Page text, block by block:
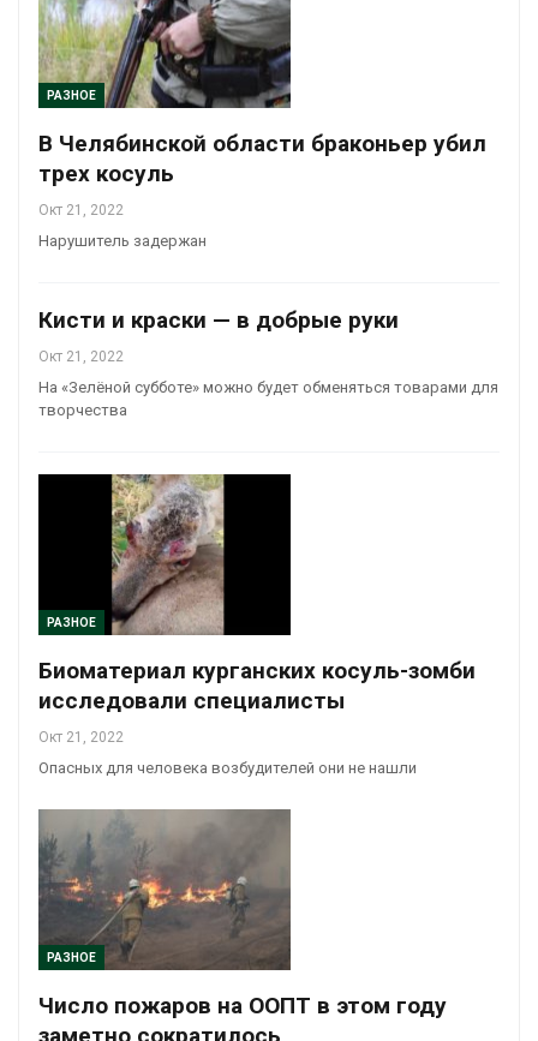
РАЗНОЕ
В Челябинской области браконьер убил
трех косуль
Окт 21, 2022
Нарушитель задержан
Кисти и краски — в добрые руки
Окт 21, 2022
На «Зелёной субботе» можно будет обменяться товарами для
творчества
РАЗНОЕ
Биоматериал курганских косуль-зомби
исследовали специалисты
Окт 21, 2022
Опасных для человека возбудителей они не нашли
РАЗНОЕ
Число пожаров на ООПТ в этом году